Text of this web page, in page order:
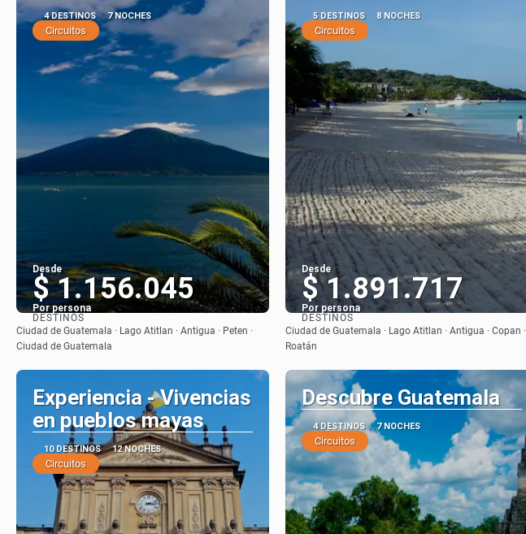
4 DESTINOS 7 NOCHES
Circuitos
Desde
$ 1.156.045
Por persona
Ver
DESTINOS
Ciudad de Guatemala · Lago Atitlan · Antigua · Peten ·
Ciudad de Guatemala
5 DESTINOS 8 NOCHES
Circuitos
Desde
$ 1.891.717
Por persona
Ver
DESTINOS
Ciudad de Guatemala · Lago Atitlan · Antigua · Copan ·
Roatán
Experiencia - Vivencias
en pueblos mayas
10 DESTINOS 12 NOCHES
Circuitos
Descubre Guatemala
4 DESTINOS 7 NOCHES
Circuitos